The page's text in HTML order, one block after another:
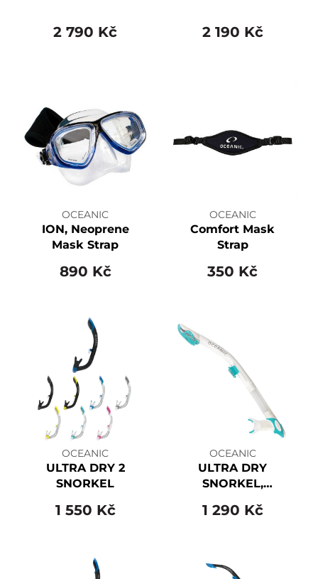
2 790 Kč 2 190 Kč
OCEANIC
ION, Neoprene
Mask Strap
890 Kč
OCEANIC
Comfort Mask
Strap
350 Kč
OCEANIC
ULTRA DRY 2
SNORKEL
1 550 Kč
OCEANIC
ULTRA DRY
SNORKEL,
1 290 Kč